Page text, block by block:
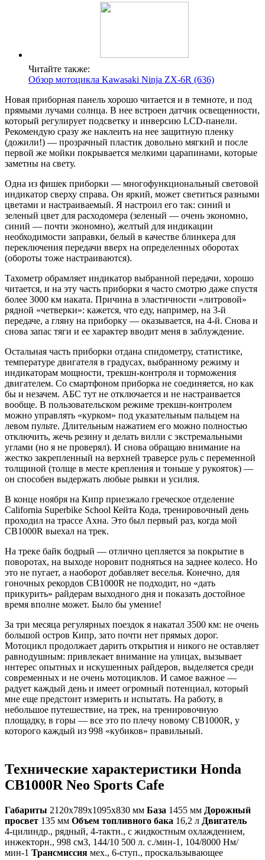
Читайте также:
Обзор мотоцикла Kawasaki Ninja ZX-6R (636)
Новая приборная панель хорошо читается и в темноте, и под
прямыми лучами солнца. В нее встроен датчик освещенности,
который регулирует подсветку и инверсию LCD-панели.
Рекомендую сразу же наклеить на нее защитную пленку
(дожили!) — прозрачный пластик довольно мягкий и после
первой же мойки покрывается мелкими царапинами, которые
заметны на свету.
Одна из фишек приборки — многофункциональный световой
индикатор сверху справа. Он яркий, может светиться разными
цветами и настраиваемый. Я настроил его так: синий и
зеленый цвет для расходомера (зеленый — очень экономно,
синий — почти экономно), желтый для индикации
необходимости заправки, белый в качестве блинкера для
переключения передачи вверх на определенных оборотах
(обороты тоже настраиваются).
Тахометр обрамляет индикатор выбранной передачи, хорошо
читается, и на эту часть приборки я часто смотрю даже спустя
более 3000 км наката. Причина в эластичности «литровой»
рядной «четверки»: кажется, что еду, например, на 3‑й
передаче, а гляну на приборку — оказывается, на 4‑й. Снова и
снова запас тяги и ее характер вводит меня в заблуждение.
Остальная часть приборки отдана спидометру, статистике,
температуре двигателя в градусах, выбранному режиму и
индикаторам мощности, трекшн-контроля и торможения
двигателем. Со смартфоном приборка не соединяется, но как
бы и незачем. АБС тут не отключается и не настраивается
вообще. В пользовательском режиме трекшн-контролем
можно управлять «курком» под указательным пальцем на
левом пульте. Длительным нажатием его можно полностью
отключить, жечь резину и делать вилли с экстремальными
углами (но я не проверял). И снова обращаю внимание на
жестко закрепленный на верхней траверсе руль с переменной
толщиной (толще в месте крепления и тоньше у рукояток) —
он способен выдержать любые рывки и усилия.
В конце ноября на Кипр приезжало греческое отделение
California Superbike School Кейта Кода, тренировочный день
проходил на трассе Ахна. Это был первый раз, когда мой
CB1000R выехал на трек.
На треке байк бодрый — отлично цепляется за покрытие в
поворотах, на выходе норовит подняться на заднее колесо. Но
это не пугает, а наоборот добавляет веселья. Конечно, для
гоночных рекордов CB1000R не подходит, но «дать
прикурить» райдерам выходного дня и показать достойное
время вполне может. Было бы умение!
За три месяца регулярных поездок я накатал 3500 км: не очень
большой остров Кипр, зато почти нет прямых дорог.
Мотоцикл продолжает дарить открытия и никого не оставляет
равнодушным: привлекает внимание на улицах, вызывает
интерес опытных и искушенных райдеров, выделяется среди
современных и не очень мотоциклов. И самое важное —
радует каждый день и имеет огромный потенциал, который
мне еще предстоит измерить и испытать. На работу, в
небольшое путешествие, на трек, на тренировочную
площадку, в горы — все это по плечу новому CB1000R, у
которого каждый из 998 «кубиков» правильный.
Технические характеристики Honda
CB1000R Neo Sports Cafe
Габариты 2120x789x1095x830 мм База 1455 мм Дорожный
просвет 135 мм Объем топливного бака 16,2 л Двигатель
4‑цилиндр., рядный, 4‑тактн., с жидкостным охлаждением,
инжекторн., 998 см3, 144/10 500 л. с./мин-1, 104/8000 Нм/
мин-1 Трансмиссия мех., 6-ступ., проскальзывающее